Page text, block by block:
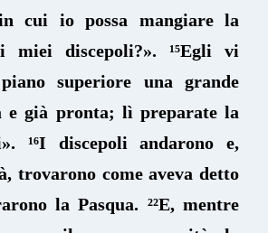
cui io possa mangiare la
miei discepoli?». ¹⁵Egli vi
superiore una grande
e già pronta; lì preparate la
¹⁶I discepoli andarono e,
trovarono come aveva detto
la Pasqua. ²²E, mentre